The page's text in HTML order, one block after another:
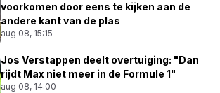
voorkomen door eens te kijken aan de
andere kant van de plas
aug 08, 15:15
Jos Verstappen deelt overtuiging: "Dan
rijdt Max niet meer in de Formule 1"
aug 08, 14:00